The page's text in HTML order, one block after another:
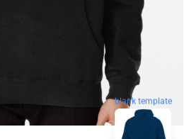
blank template